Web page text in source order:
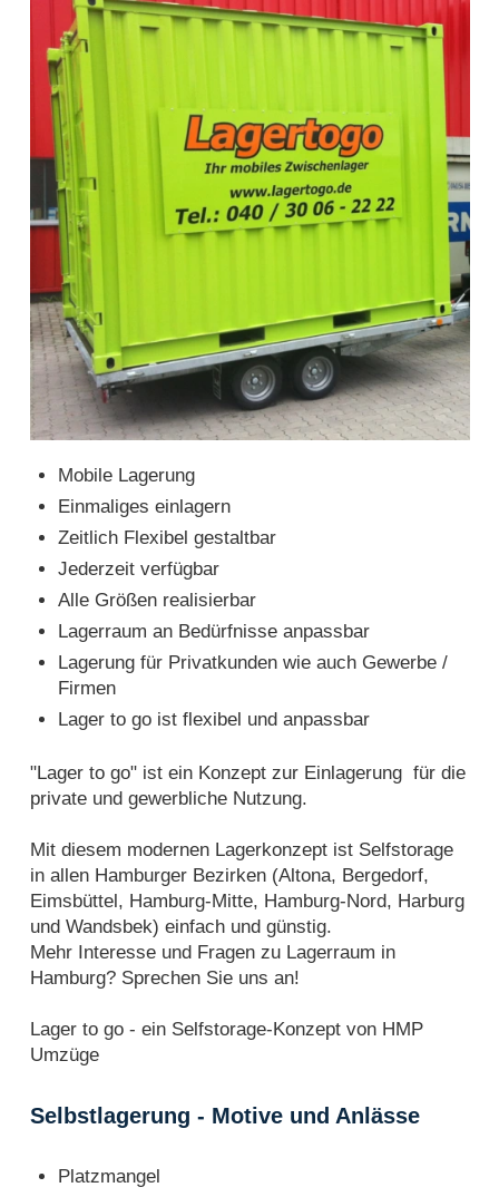
Mobile Lagerung
Einmaliges einlagern
Zeitlich Flexibel gestaltbar
Jederzeit verfügbar
Alle Größen realisierbar
Lagerraum an Bedürfnisse anpassbar
Lagerung für Privatkunden wie auch Gewerbe /
Firmen
Lager to go ist flexibel und anpassbar
"Lager to go" ist ein Konzept zur Einlagerung für die
private und gewerbliche Nutzung.
Mit diesem modernen Lagerkonzept ist Selfstorage
in allen Hamburger Bezirken (Altona, Bergedorf,
Eimsbüttel, Hamburg-Mitte, Hamburg-Nord, Harburg
und Wandsbek) einfach und günstig.
Mehr Interesse und Fragen zu Lagerraum in
Hamburg? Sprechen Sie uns an!
Lager to go - ein Selfstorage-Konzept von HMP
Umzüge
Selbstlagerung - Motive und Anlässe
Platzmangel